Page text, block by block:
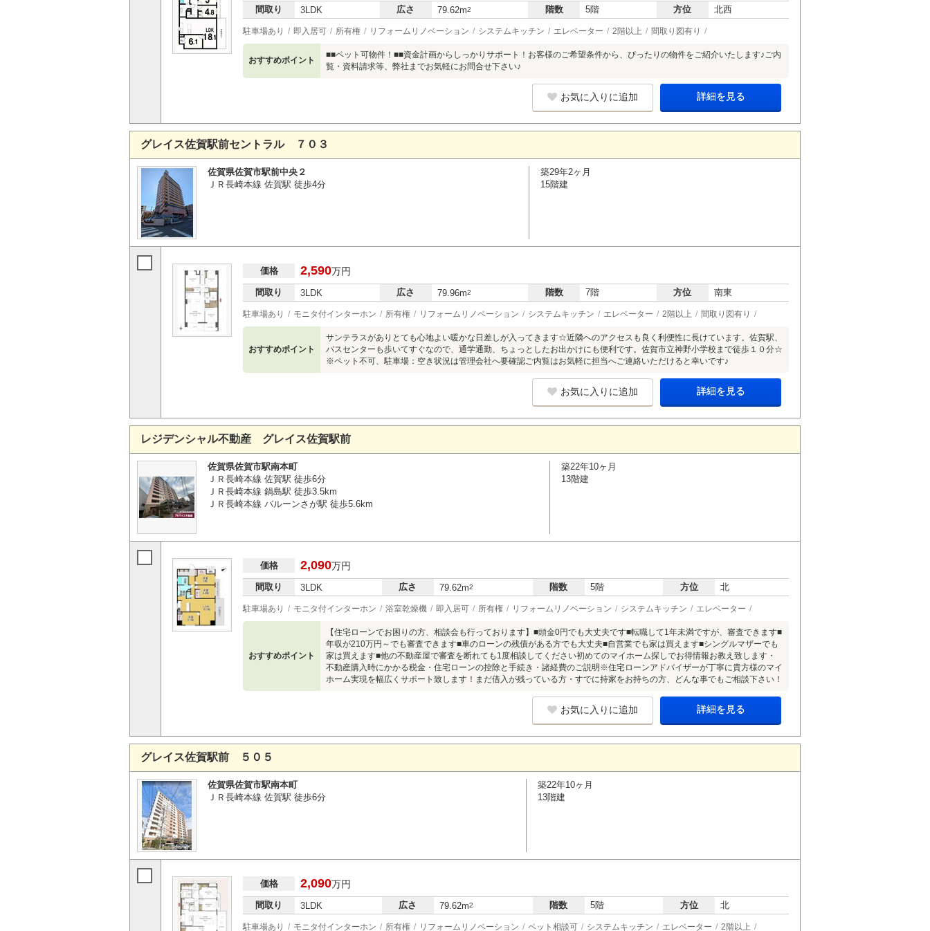
間取り 3LDK 広さ 79.62m2 階数 5階 方位 北西
駐車場あり 即入居可 所有権 リフォームリノベーション システムキッチン エレベーター 2階以上 間取り図有り
おすすめポイント
■■ペット可物件！■■資金計画からしっかりサポート！お客様のご希望条件から、ぴったりの物件をご紹介いたします♪ご内
覧・資料請求等、弊社までお気軽にお問合せ下さい♪
お気に入りに追加 詳細を見る
グレイス佐賀駅前セントラル ７０３
佐賀県佐賀市駅前中央２
ＪＲ長崎本線 佐賀駅 徒歩4分
築29年2ヶ月
15階建
価格 2,590万円
間取り 3LDK 広さ 79.96m2 階数 7階 方位 南東
駐車場あり モニタ付インターホン 所有権 リフォームリノベーション システムキッチン エレベーター 2階以上 間取り図有り
おすすめポイント
サンテラスがありとても心地よい暖かな日差しが入ってきます☆近隣へのアクセスも良く利便性に長けています。佐賀駅、
バスセンターも歩いてすぐなので、通学通勤、ちょっとしたお出かけにも便利です。佐賀市立神野小学校まで徒歩１０分☆
※ペット不可、駐車場：空き状況は管理会社へ要確認ご内覧はお気軽に担当へご連絡いただけると幸いです♪
お気に入りに追加 詳細を見る
レジデンシャル不動産 グレイス佐賀駅前
佐賀県佐賀市駅南本町
ＪＲ長崎本線 佐賀駅 徒歩6分
ＪＲ長崎本線 鍋島駅 徒歩3.5km
ＪＲ長崎本線 バルーンさが駅 徒歩5.6km
築22年10ヶ月
13階建
価格 2,090万円
間取り 3LDK 広さ 79.62m2 階数 5階 方位 北
駐車場あり モニタ付インターホン 浴室乾燥機 即入居可 所有権 リフォームリノベーション システムキッチン エレベーター
おすすめポイント
【住宅ローンでお困りの方、相談会も行っております】■頭金0円でも大丈夫です■転職して1年未満ですが、審査できます■
年収が210万円～でも審査できます■車のローンの残債がある方でも大丈夫■自営業でも家は買えます■シングルマザーでも
家は買えます■他の不動産屋で審査を断れても1度相談してください初めてのマイホーム探しでお得情報お教え致します・
不動産購入時にかかる税金・住宅ローンの控除と手続き・諸経費のご説明※住宅ローンアドバイザーが丁寧に貴方様のマイ
ホーム実現を幅広くサポート致します！まだ借入が残っている方・すでに持家をお持ちの方、どんな事でもご相談下さい！
お気に入りに追加 詳細を見る
グレイス佐賀駅前 ５０５
佐賀県佐賀市駅南本町
ＪＲ長崎本線 佐賀駅 徒歩6分
築22年10ヶ月
13階建
価格 2,090万円
間取り 3LDK 広さ 79.62m2 階数 5階 方位 北
駐車場あり モニタ付インターホン 所有権 リフォームリノベーション ペット相談可 システムキッチン エレベーター 2階以上